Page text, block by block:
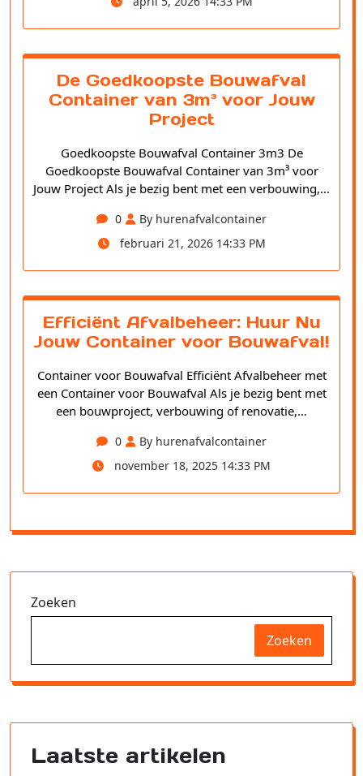
De Goedkoopste Bouwafval
Container van 3m³ voor Jouw
Project
Goedkoopste Bouwafval Container 3m3 De
Goedkoopste Bouwafval Container van 3m³ voor
Jouw Project Als je bezig bent met een verbouwing,…
0
By hurenafvalcontainer
februari 21, 2026 14:33 PM
Efficiënt Afvalbeheer: Huur Nu
Jouw Container voor Bouwafval!
Container voor Bouwafval Efficiënt Afvalbeheer met
een Container voor Bouwafval Als je bezig bent met
een bouwproject, verbouwing of renovatie,…
0
By hurenafvalcontainer
november 18, 2025 14:33 PM
Zoeken
Zoeken
Laatste artikelen